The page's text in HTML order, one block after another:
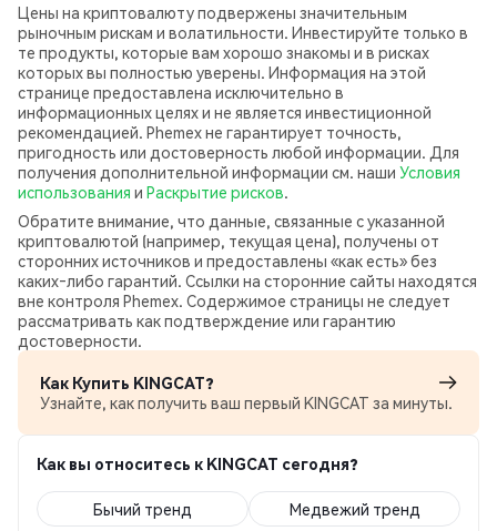
Цены на криптовалюту подвержены значительным
рыночным рискам и волатильности. Инвестируйте только в
те продукты, которые вам хорошо знакомы и в рисках
которых вы полностью уверены. Информация на этой
странице предоставлена исключительно в
информационных целях и не является инвестиционной
рекомендацией. Phemex не гарантирует точность,
пригодность или достоверность любой информации. Для
получения дополнительной информации см. наши Условия
использования и Раскрытие рисков
Обратите внимание, что данные, связанные с указанной
криптовалютой (например, текущая цена), получены от
сторонних источников и предоставлены «как есть» без
каких‑либо гарантий. Ссылки на сторонние сайты находятся
вне контроля Phemex. Содержимое страницы не следует
рассматривать как подтверждение или гарантию
достоверности.
Как Купить KINGCAT?
Узнайте, как получить ваш первый KINGCAT за минуты.
Как вы относитесь к KINGCAT сегодня?
Бычий тренд Медвежий тренд